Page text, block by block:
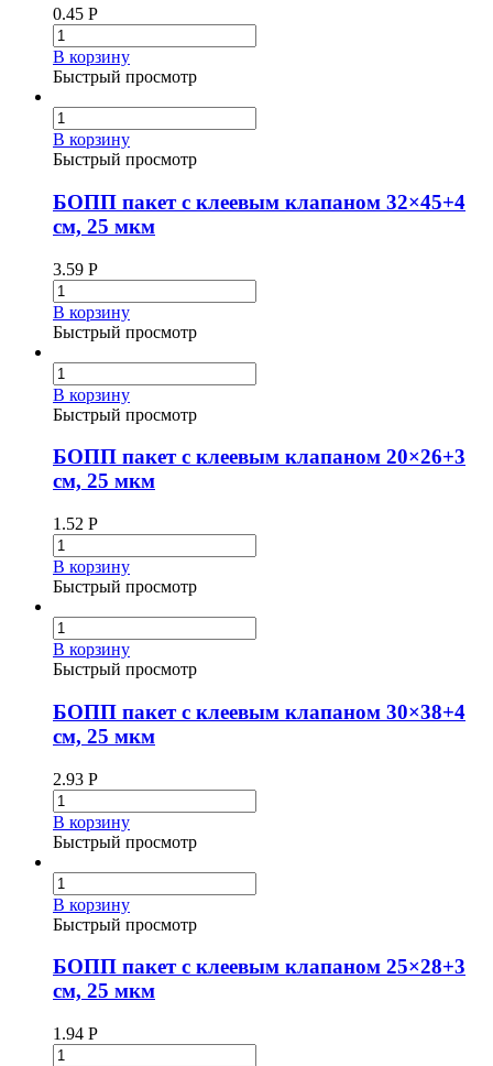
0.45 Р
В корзину
Быстрый просмотр
В корзину
Быстрый просмотр
БОПП пакет с клеевым клапаном 32×45+4
см, 25 мкм
3.59 Р
В корзину
Быстрый просмотр
В корзину
Быстрый просмотр
БОПП пакет с клеевым клапаном 20×26+3
см, 25 мкм
1.52 Р
В корзину
Быстрый просмотр
В корзину
Быстрый просмотр
БОПП пакет с клеевым клапаном 30×38+4
см, 25 мкм
2.93 Р
В корзину
Быстрый просмотр
В корзину
Быстрый просмотр
БОПП пакет с клеевым клапаном 25×28+3
см, 25 мкм
1.94 Р